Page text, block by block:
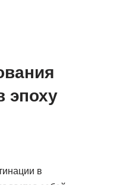
эпоху
в